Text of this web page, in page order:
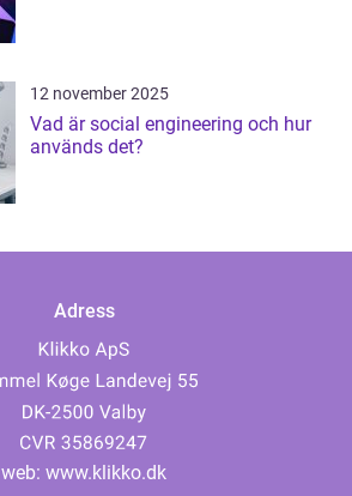
12 november 2025
Vad är social engineering och hur
används det?
Adress
web: www.klikko.dk